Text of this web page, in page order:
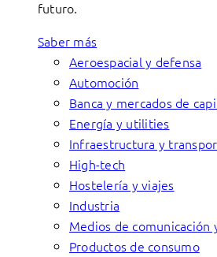
futuro.
Saber más
Aeroespacial y defensa
Automoción
Banca y mercados de
Energía y utilities
Infraestructura y
High-tech
Hostelería y viajes
Industria
Medios de
Productos de consumo